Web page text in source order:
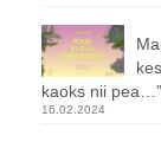
kaoks nii pea…”
16.02.2024